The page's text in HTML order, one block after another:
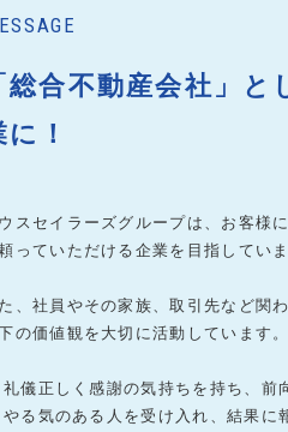
総合不動産会社」
に！
スセイラーズグループは、お客様
っていただける企業を目指していま
、社員やその家族、取引先など関
の価値観を大切に活動しています。
儀正しく感謝の気持ちを持ち、前
る気のある人を受け入れ、結果に